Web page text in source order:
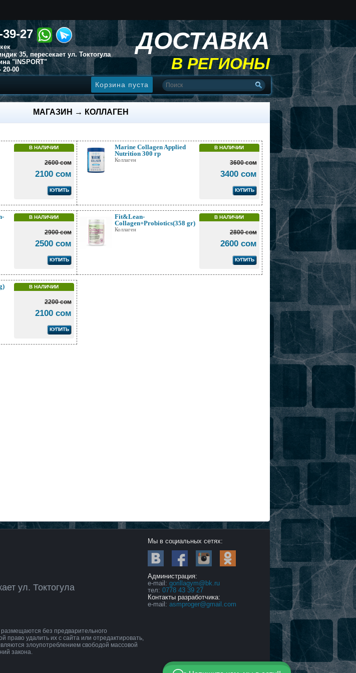
39-27
35, пересекает ул. Токтогула
"INSPORT"
20-00
ДОСТАВКА
В РЕГИОНЫ
Корзина пуста
МАГАЗИН → КОЛЛАГЕН
В НАЛИЧИИ
2600 сом
2100 сом
КУПИТЬ
Marine Collagen Applied
Nutrition 300 гр
Коллаген
В НАЛИЧИИ
3600 сом
3400 сом
КУПИТЬ
В НАЛИЧИИ
2900 сом
2500 сом
КУПИТЬ
Fit&Lean-
Collagen+Probiotics(358 gr)
Коллаген
В НАЛИЧИИ
2800 сом
2600 сом
КУПИТЬ
В НАЛИЧИИ
2200 сом
2100 сом
КУПИТЬ
Мы в социальных сетях:
Администрация:
е-mail: gorillagym@bk.ru
тел: 0778 43 39 27
Контакты разработчика:
e-mail: asmproger@gmail.com
ул. Токтогула
без предварительного
право удалить их с сайта или отредактировать,
злоупотреблением свободой массовой
закона.